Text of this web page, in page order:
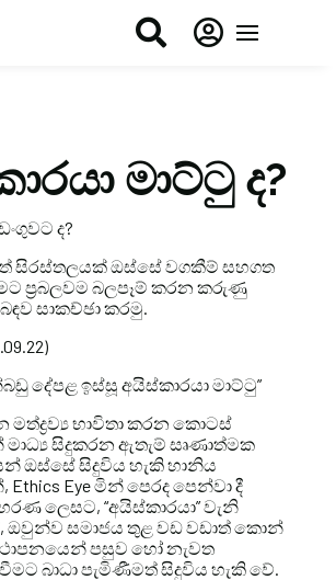
 
මාට්ටු ද?
ද?
සිරස්තලයක් ඔස්සේ වගකීම් සහගත
ප්‍රබලවම බලපෑම් කරන කරුණු
සාකච්ඡා කරමු.
දේපළ ඉස්සූ අයිස්කාරයා මාට්ටු”
මත්ද්‍රව්‍ය භාවිතා කරන කොටස්
සිදුකරන ඇතැම් සෘණාත්මක
ඔස්සේ සිදුවිය හැකි හානිය
Eye මින් පෙරද පෙන්වා දී
ලෙසට, “අයිස්කාරයා” වැනි
ඔවුන්ව සමාජය තුළ වඩ වඩාත් කොන්
පසුව හෝ නැවත
බාධා පැමිණීමත් සිදුවිය හැකි වේ.